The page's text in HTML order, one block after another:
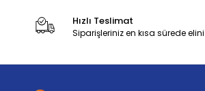
Hızlı Teslimat
Siparişleriniz en kısa sürede